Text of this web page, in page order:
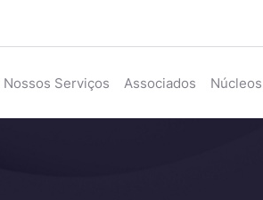
Nossos Serviços Associados Núcleos